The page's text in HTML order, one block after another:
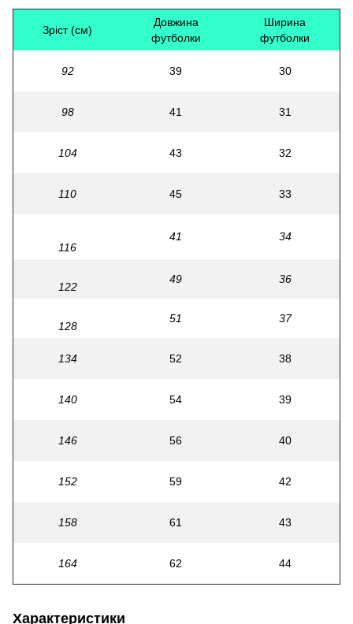
Зріст (см)
Довжина
футболки
Ширина
футболки
92 39 30
98 41 31
104 43 32
110 45 33
116
41 34
122
49 36
128
51 37
134 52 38
140 54 39
146 56 40
152 59 42
158 61 43
164 62 44
Характеристики